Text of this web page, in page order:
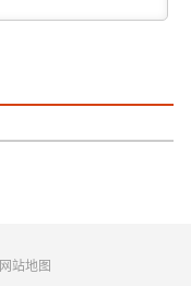
网站地图